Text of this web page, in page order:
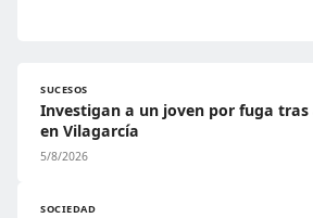
SUCESOS
Investigan a un joven por fuga
en Vilagarcía
5/8/2026
SOCIEDAD